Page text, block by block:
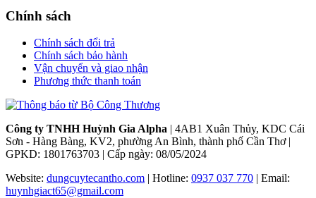
Chính sách
Chính sách đổi trả
Chính sách bảo hành
Vận chuyển và giao nhận
Phương thức thanh toán
Công ty TNHH Huỳnh Gia Alpha | 4AB1 Xuân Thủy, KDC Cái
Sơn - Hàng Bàng, KV2, phường An Bình, thành phố Cần Thơ |
GPKD: 1801763703 | Cấp ngày: 08/05/2024
Website: dungcuytecantho.com | Hotline: 0937 037 770 | Email:
huynhgiact65@gmail.com